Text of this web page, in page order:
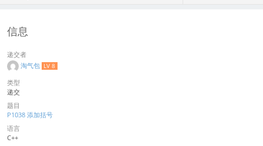
信息
递交者
淘气包 LV 8
类型
递交
题目
P1038 添加括号
语言
C++